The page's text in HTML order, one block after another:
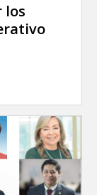
los